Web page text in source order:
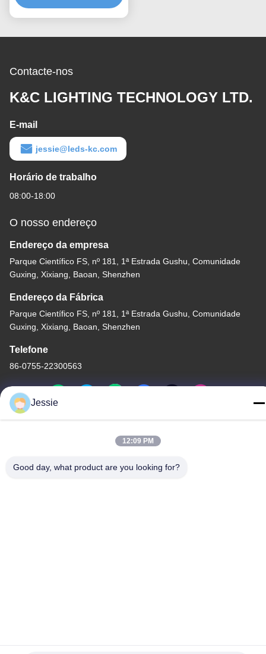
Contacte-nos
K&C LIGHTING TECHNOLOGY LTD.
E-mail
jessie@leds-kc.com
Horário de trabalho
08:00-18:00
O nosso endereço
Endereço da empresa
Parque Científico FS, nº 181, 1ª Estrada Gushu, Comunidade
Guxing, Xixiang, Baoan, Shenzhen
Endereço da Fábrica
Parque Científico FS, nº 181, 1ª Estrada Gushu, Comunidade
Guxing, Xixiang, Baoan, Shenzhen
Telefone
86-0755-22300563
China de Boa Qualidade perfil conduzido do alumínio da tira
LTD. Todos os direitos reservados.
Jessie
12:09 PM
Good day, what product are you looking for?